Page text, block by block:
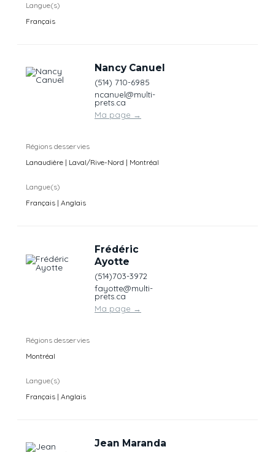
Langue(s)
Français
Nancy Canuel
(514) 710-6985
ncanuel@multi-
prets.ca
Ma page →
Régions desservies
Lanaudière | Laval/Rive-Nord | Montréal
Langue(s)
Français | Anglais
Frédéric
Ayotte
(514)703-3972
fayotte@multi-
prets.ca
Ma page →
Régions desservies
Montréal
Langue(s)
Français | Anglais
Jean Maranda